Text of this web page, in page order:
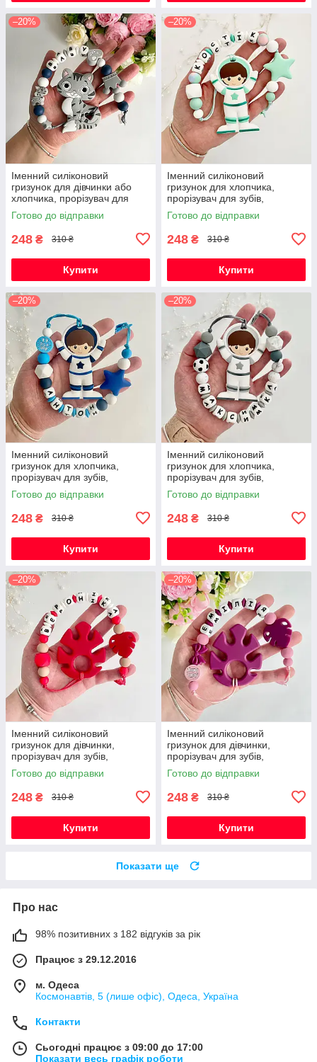
–20%
Іменний силіконовий
гризунок для дівчинки або
хлопчика, прорізувач для
зубів, котик Фелікс (сірий)
Готово до відправки
248 ₴ 310 ₴
Купити
–20%
Іменний силіконовий
гризунок для хлопчика,
прорізувач для зубів,
Космонавт (м'ята)
Готово до відправки
248 ₴ 310 ₴
Купити
–20%
Іменний силіконовий
гризунок для хлопчика,
прорізувач для зубів,
Космонавт (темно-синій)
Готово до відправки
248 ₴ 310 ₴
Купити
–20%
Іменний силіконовий
гризунок для хлопчика,
прорізувач для зубів,
Космонавт (світло-сірий)
Готово до відправки
248 ₴ 310 ₴
Купити
–20%
Іменний силіконовий
гризунок для дівчинки,
прорізувач для зубів,
Монстера (червоний)
Готово до відправки
248 ₴ 310 ₴
Купити
–20%
Іменний силіконовий
гризунок для дівчинки,
прорізувач для зубів,
Монстера (винний)
Готово до відправки
248 ₴ 310 ₴
Купити
Показати ще
Про нас
98% позитивних з 182 відгуків за рік
Працює з 29.12.2016
м. Одеса
Космонавтів, 5 (лише офіс), Одеса, Україна
Контакти
Сьогодні працює з 09:00 до 17:00
Показати весь графік роботи